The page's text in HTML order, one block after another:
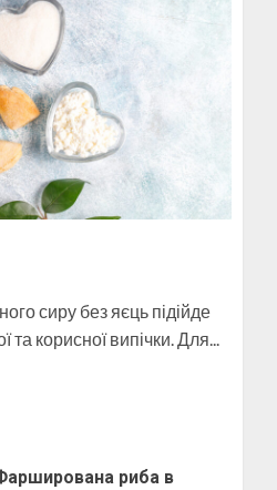
для фотографій на
10 БЕРЕЗНЯ, 2025
сиру без яєць підійде
та корисної випічки. Для...
риба в